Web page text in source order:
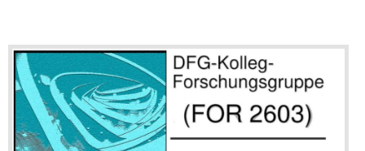
Projektvorstellung
О проекте (Beschreibung
Russisch)
项目简介 (Beschreibung
Chinesisch)